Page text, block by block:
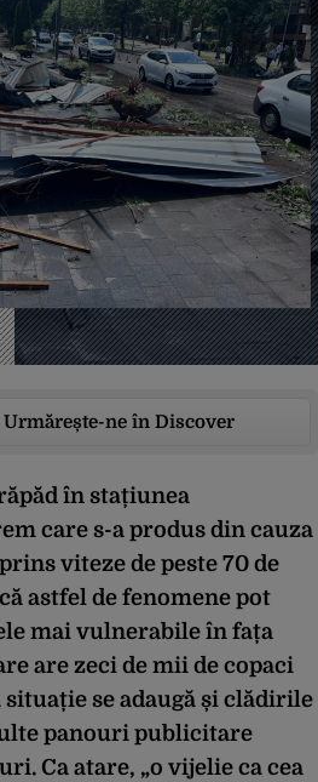
Urmărește-ne în Discover
în stațiunea
care s-a produs din cauza
viteze de peste 70 de
astfel de fenomene pot
mai vulnerabile în fața
are zeci de mii de copaci
se adaugă și clădirile
panouri publicitare
Ca atare, „o vijelie ca cea